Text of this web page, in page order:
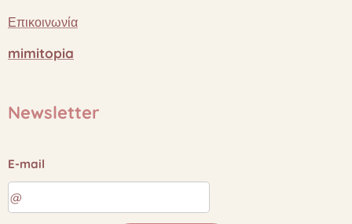
Επικοινωνία
mimitopia
Newsletter
E-mail